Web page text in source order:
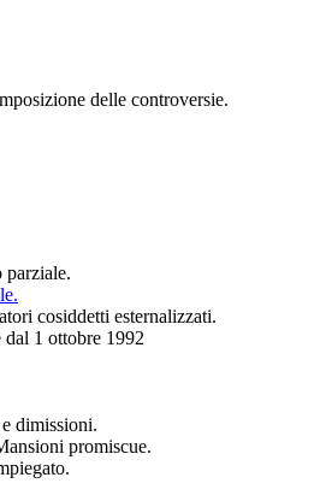
delle controversie.
parziale.
cosiddetti esternalizzati.
1 ottobre 1992
dimissioni.
promiscue.